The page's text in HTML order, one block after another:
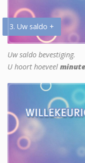
3. Uw saldo +
Uw saldo bevestiging.
U hoort hoeveel